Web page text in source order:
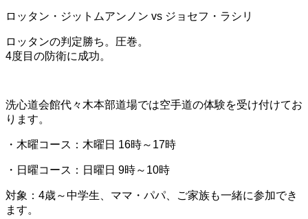
ロッタン・ジットムアンノン vs ジョセフ・ラシリ
ロッタンの判定勝ち。圧巻。
4度目の防衛に成功。
洗心道会館代々木本部道場では空手道の体験を受け付けてお
ります。
・木曜コース：木曜日 16時～17時
・日曜コース：日曜日 9時～10時
対象：4歳～中学生、ママ・パパ、ご家族も一緒に参加でき
ます。